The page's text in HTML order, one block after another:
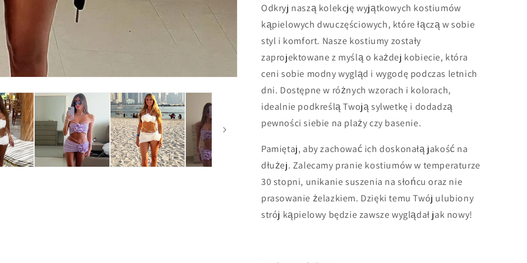
Odkryj naszą kolekcję wyjątkowych kostiumów
kąpielowych dwuczęściowych, które łączą w sobie
styl i komfort. Nasze kostiumy zostały
zaprojektowane z myślą o każdej kobiecie, która
ceni sobie modny wygląd i wygodę podczas letnich
dni. Dostępne w różnych wzorach i kolorach,
idealnie podkreślą Twoją sylwetkę i dodadzą
pewności siebie na plaży czy basenie.
Pamiętaj, aby zachować ich doskonałą jakość na
dłużej. Zalecamy pranie kostiumów w temperaturze
30 stopni, unikanie suszenia na słońcu oraz nie
prasowanie żelazkiem. Dzięki temu Twój ulubiony
strój kąpielowy będzie zawsze wyglądał jak nowy!